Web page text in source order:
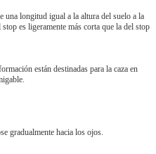
una longitud igual a la altura del suelo a la
es ligeramente más corta que la del stop
están destinadas para la caza en
gradualmente hacia los ojos.